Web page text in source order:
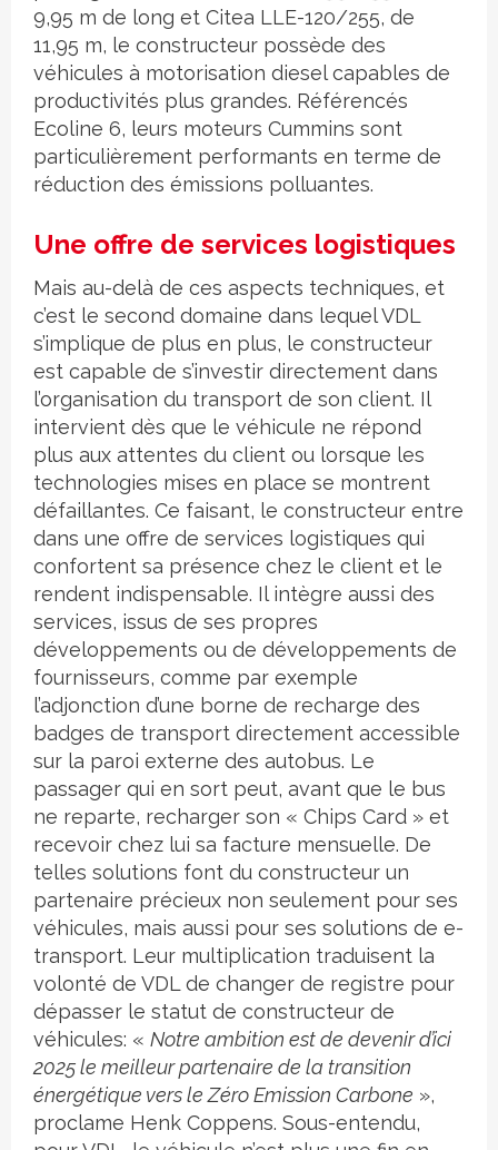
9,95 m de long et Citea LLE-120/255, de
11,95 m, le constructeur possède des
véhicules à motorisation diesel capables de
productivités plus grandes. Référencés
Ecoline 6, leurs moteurs Cummins sont
particulièrement performants en terme de
réduction des émissions polluantes.
Une offre de services logistiques
Mais au-delà de ces aspects techniques, et
c’est le second domaine dans lequel VDL
s’implique de plus en plus, le constructeur
est capable de s’investir directement dans
l’organisation du transport de son client. Il
intervient dès que le véhicule ne répond
plus aux attentes du client ou lorsque les
technologies mises en place se montrent
défaillantes. Ce faisant, le constructeur entre
dans une offre de services logistiques qui
confortent sa présence chez le client et le
rendent indispensable. Il intègre aussi des
services, issus de ses propres
développements ou de développements de
fournisseurs, comme par exemple
l’adjonction d’une borne de recharge des
badges de transport directement accessible
sur la paroi externe des autobus. Le
passager qui en sort peut, avant que le bus
ne reparte, recharger son « Chips Card » et
recevoir chez lui sa facture mensuelle. De
telles solutions font du constructeur un
partenaire précieux non seulement pour ses
véhicules, mais aussi pour ses solutions de e-
transport. Leur multiplication traduisent la
volonté de VDL de changer de registre pour
dépasser le statut de constructeur de
véhicules: « Notre ambition est de devenir d’ici
2025 le meilleur partenaire de la transition
énergétique vers le Zéro Emission Carbone »,
proclame Henk Coppens. Sous-entendu,